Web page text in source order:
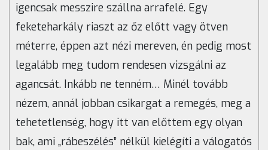
igencsak messzire szállna arrafelé. Egy
feketeharkály riaszt az őz előtt vagy ötven
méterre, éppen azt nézi mereven, én pedig most
legalább meg tudom rendesen vizsgálni az
agancsát. Inkább ne tenném… Minél tovább
nézem, annál jobban csikargat a remegés, meg a
tehetetlenség, hogy itt van előttem egy olyan
bak, ami „rábeszélés” nélkül kielégíti a válogatós